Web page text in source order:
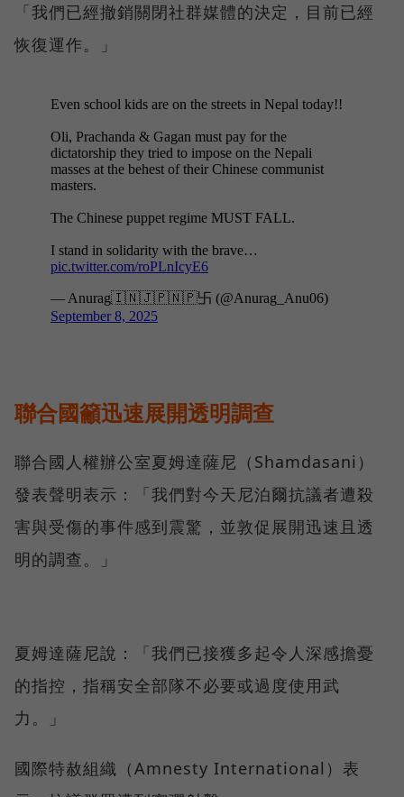
「我們已經撤銷關閉社群媒體的決定，目前已經
恢復運作。」
聯合國籲迅速展開透明調查
聯合國人權辦公室夏姆達薩尼（Shamdasani）
發表聲明表示：「我們對今天尼泊爾抗議者遭殺
害與受傷的事件感到震驚，並敦促展開迅速且透
明的調查。」
夏姆達薩尼說：「我們已接獲多起令人深感擔憂
的指控，指稱安全部隊不必要或過度使用武
力。」
國際特赦組織（Amnesty International）表